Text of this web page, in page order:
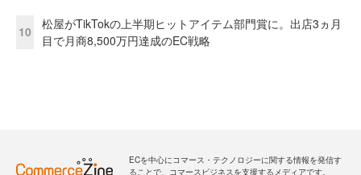
10
松屋がTikTokの上半期ヒットアイテム部門賞に。出店3ヵ月
目で月商8,500万円達成のEC戦略
ECを中心にコマース・テクノロジーに関する情報を発信す
ることで、コマースビジネスを支援するメディアです。